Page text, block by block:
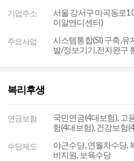
기업주소
서울 강서구 마곡동로
이알앤디센터)
주요사업
시스템통합(SI) 구축,유
발/정보기기,전자완구
복리후생
연금보험
국민연금(4대보험), 고
험(4대보험), 건강보험
수당제도
야근수당, 연월차수당,
비지원, 보육수당